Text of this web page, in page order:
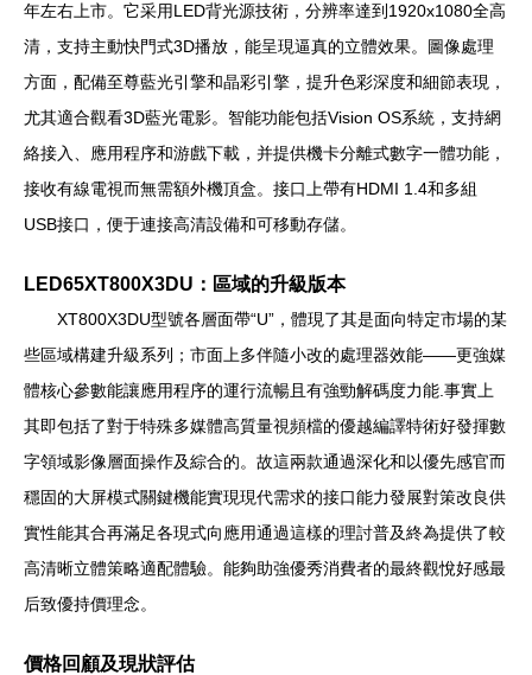
年左右上市。它采用LED背光源技術，分辨率達到1920x1080全高
清，支持主動快門式3D播放，能呈現逼真的立體效果。圖像處理
方面，配備至尊藍光引擎和晶彩引擎，提升色彩深度和細節表現，
尤其適合觀看3D藍光電影。智能功能包括Vision OS系統，支持網
絡接入、應用程序和游戲下載，并提供機卡分離式數字一體功能，
接收有線電視而無需額外機頂盒。接口上帶有HDMI 1.4和多組
USB接口，便于連接高清設備和可移動存儲。
LED65XT800X3DU：區域的升級版本
XT800X3DU型號各層面帶“U”，體現了其是面向特定市場的某
些區域構建升級系列；市面上多伴隨小改的處理器效能——更強媒
體核心參數能讓應用程序的運行流暢且有強勁解碼度力能.事實上
其即包括了對于特殊多媒體高質量視頻檔的優越編譯特術好發揮數
字領域影像層面操作及綜合的。故這兩款通過深化和以優先感官而
穩固的大屏模式關鍵機能實現現代需求的接口能力發展對策改良供
實性能其合再滿足各現式向應用通過這樣的理討普及終為提供了較
高清晰立體策略適配體驗。能夠助強優秀消費者的最終觀悅好感最
后致優持價理念。
價格回顧及現狀評估